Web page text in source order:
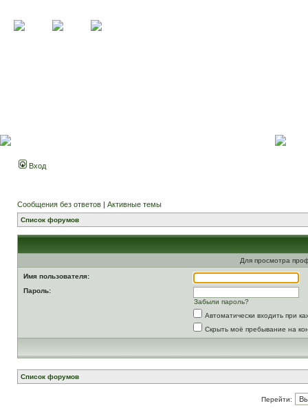
Вход
Сообщения без ответов | Активные темы
Список форумов
Для просмотра
Имя пользователя:
Пароль:
Забыли пароль?
Автоматически входить при
Скрыть моё пребывание на
Список форумов
Перейти: